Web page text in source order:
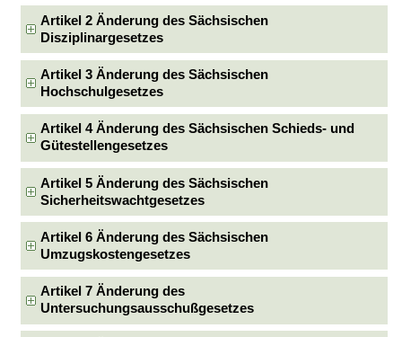
Artikel 2 Änderung des Sächsischen
Disziplinargesetzes
Artikel 3 Änderung des Sächsischen
Hochschulgesetzes
Artikel 4 Änderung des Sächsischen Schieds- und
Gütestellengesetzes
Artikel 5 Änderung des Sächsischen
Sicherheitswachtgesetzes
Artikel 6 Änderung des Sächsischen
Umzugskostengesetzes
Artikel 7 Änderung des
Untersuchungsausschußgesetzes